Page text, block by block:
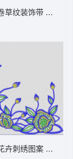
草纹装饰带 心形条
卉刺绣图案 荷花状